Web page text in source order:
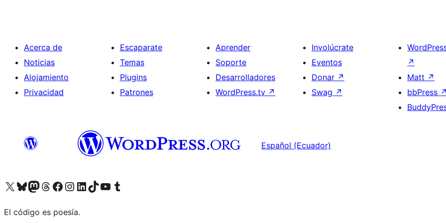
Acerca de
Noticias
Alojamiento
Privacidad
Escaparate
Temas
Plugins
Patrones
Aprender
Soporte
Desarrolladores
WordPress.tv ↗
Involúcrate
Eventos
Donar ↗
Swag ↗
↗
Matt ↗
bbPress ↗
Español (Ecuador)
Visita nuestra cuenta de X (anteriormente Twitter)
Visit our Bluesky account
Visit our Mastodon account
Visit our Threads account
Visita nuestra página de Facebook
Visita nuestra cuenta de Instagram
Visita nuestra cuenta de LinkedIn
Visit our TikTok account
Visita nuestro canal de YouTube
Visit our Tumblr account
El código es poesía.